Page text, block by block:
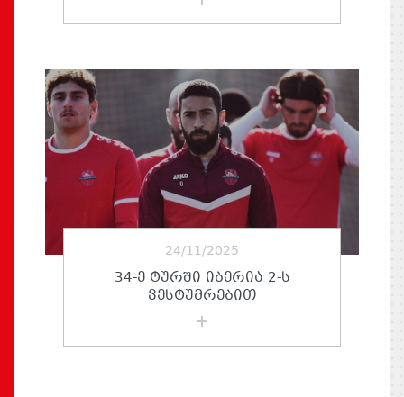
24/11/2025
34-Ე ᲢᲣᲠᲨᲘ ᲘᲑᲔᲠᲘᲐ 2-Ს
ᲕᲔᲡᲢᲣᲛᲠᲔᲑᲘᲗ